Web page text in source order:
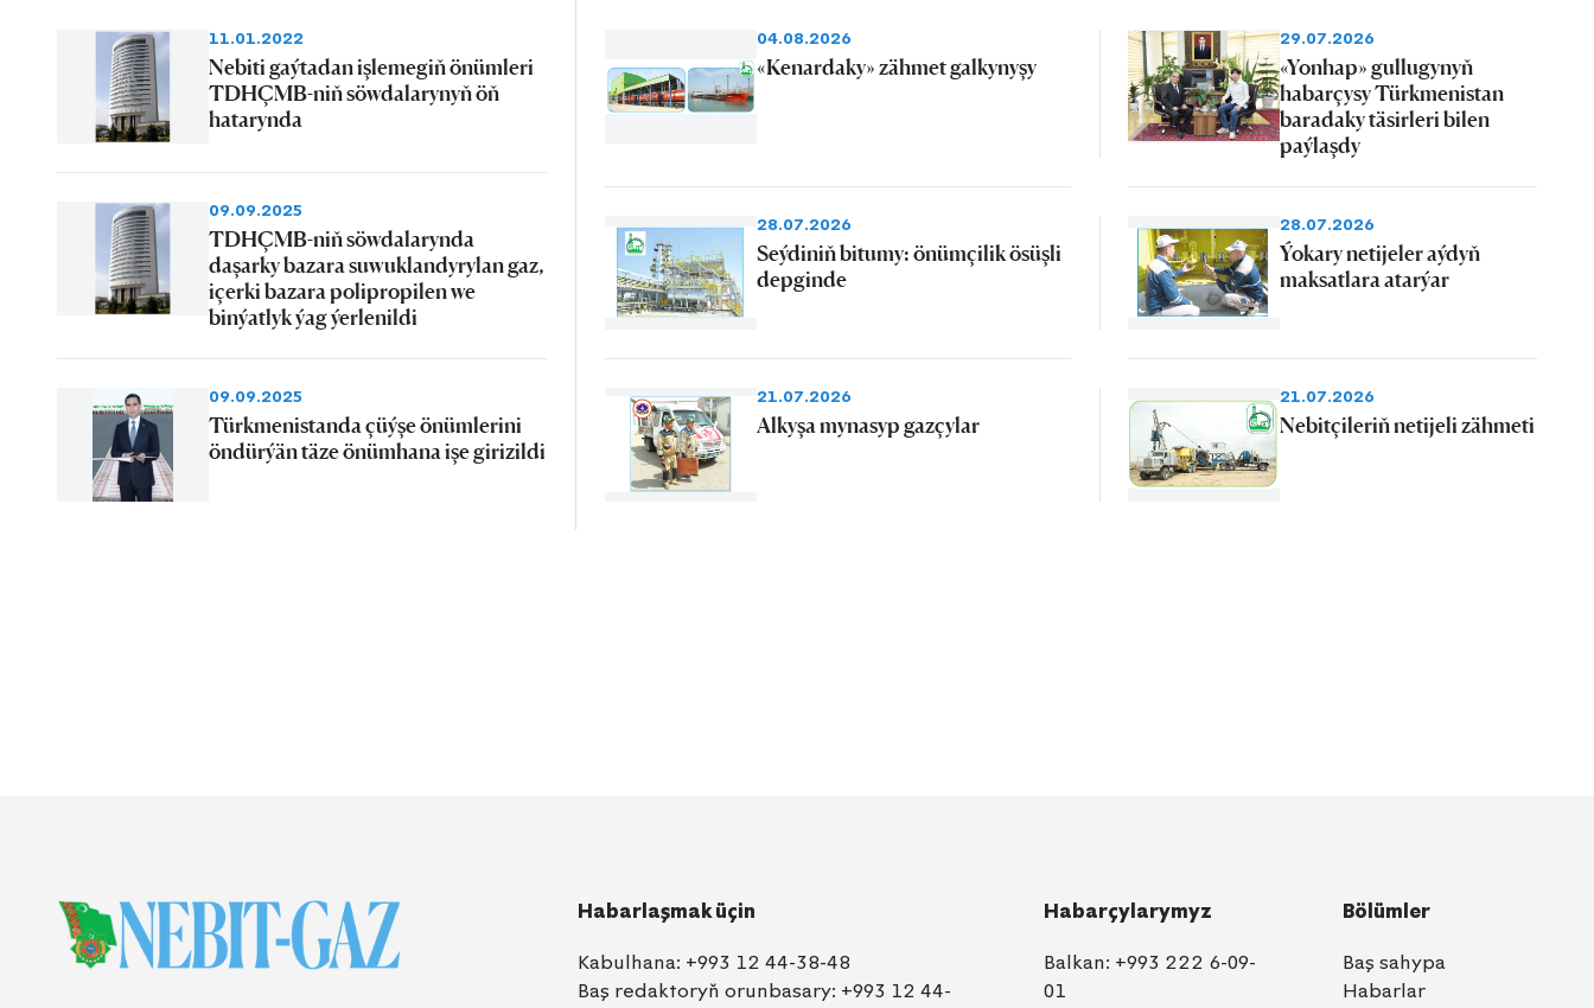
11.01.2022
Nebiti gaýtadan işlemegiň önümleri
TDHÇMB-niň söwdalarynyň öň
hatarynda
09.09.2025
TDHÇMB-niň söwdalarynda
daşarky bazara suwuklandyrylan gaz,
içerki bazara polipropilen we
binýatlyk ýag ýerlenildi
09.09.2025
Türkmenistanda çüýşe önümlerini
öndürýän täze önümhana işe girizildi
04.08.2026
«Kenardaky» zähmet galkynyşy
29.07.2026
«Yonhap» gullugynyň
habarçysy Türkmenistan
baradaky täsirleri bilen
paýlaşdy
28.07.2026
Seýdiniň bitumy: önümçilik ösüşli
depginde
28.07.2026
Ýokary netijeler aýdyň
maksatlara atarýar
21.07.2026
Alkyşa mynasyp gazçylar
21.07.2026
Nebitçileriň netijeli zähmeti
Habarlaşmak üçin
Kabulhana: +993 12 44-38-48
Baş redaktoryň orunbasary: +993 12 44-
Habarçylarymyz
Balkan: +993 222 6-09-
01
Bölümler
Baş sahypa
Habarlar